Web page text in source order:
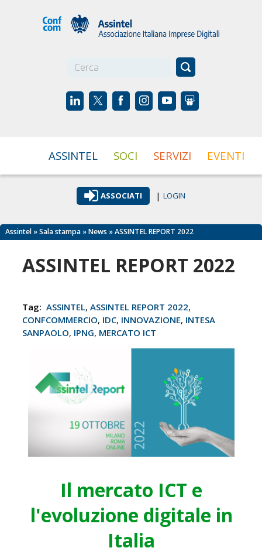
ASSINTEL SOCI SERVIZI EVENTI
ASSOCIATI | LOGIN
Assintel »Sala stampa »News » ASSINTEL REPORT 2022
ASSINTEL REPORT 2022
Tag: ASSINTEL, ASSINTEL REPORT 2022,
CONFCOMMERCIO, IDC, INNOVAZIONE, INTESA
SANPAOLO, IPNG, MERCATO ICT
Il mercato ICT e
l'evoluzione digitale in
Italia